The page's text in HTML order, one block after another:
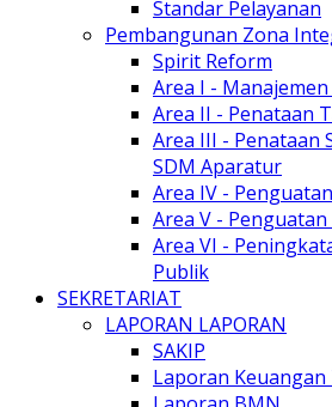
Standar Pelayanan
Pembangunan Zona
Spirit Reform
Area I -
Area II - Penataan
Area III - Penataan
SDM Aparatur
Area IV -
Area V -
Area VI -
Publik
SEKRETARIAT
LAPORAN LAPORAN
SAKIP
Laporan